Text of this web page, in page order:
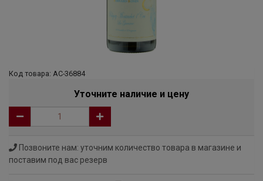
Код товара: АС-36884
Уточните наличие и цену
Позвоните нам: уточним количество товара в магазине и
поставим под вас резерв